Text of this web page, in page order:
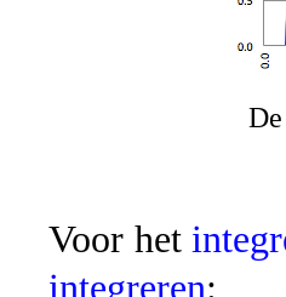
Voor het
integreren: